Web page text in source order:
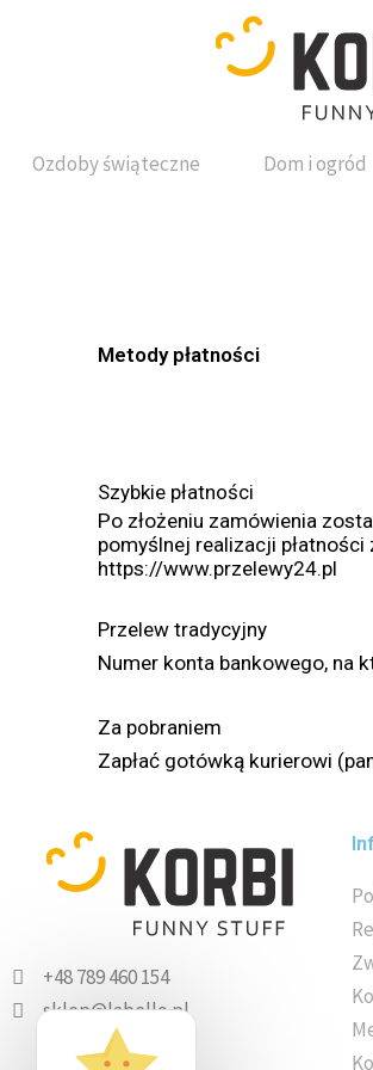
Ozdoby świąteczne Dom i ogród
Metody płatności
Szybkie płatności
Po złożeniu zamówienia
pomyślnej realizacji
https://www.przelewy24.pl
Przelew tradycyjny
Numer konta bankowego, na
Za pobraniem
Zapłać gotówką kurierowi
+48 789 460 154
sklep@labello.pl
Labello Sp. z o.o.